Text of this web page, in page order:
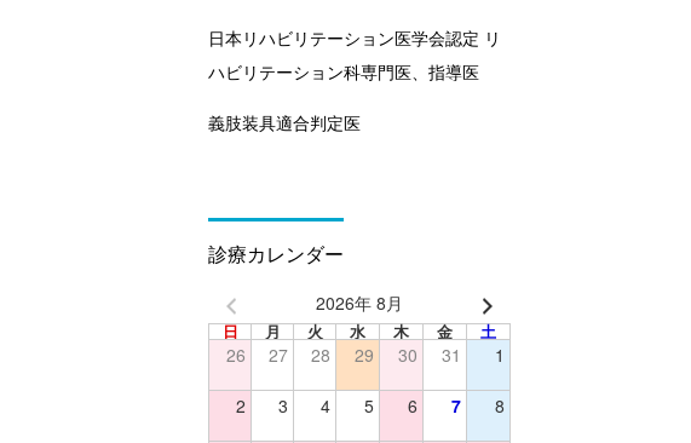
日本リハビリテーション医学会認定 リ
ハビリテーション科専門医、指導医
義肢装具適合判定医
診療カレンダー
2026年 8月
日 月 火 水 木 金 土
26 27 28 29 30 31 1
2 3 4 5 6 7 8